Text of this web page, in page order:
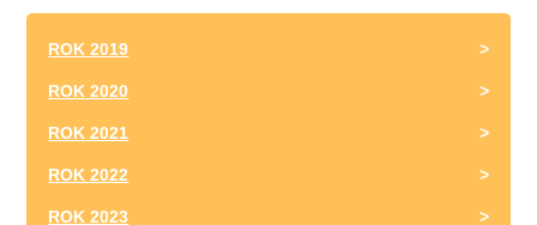
ROK 2019
ROK 2020
ROK 2021
ROK 2022
ROK 2023